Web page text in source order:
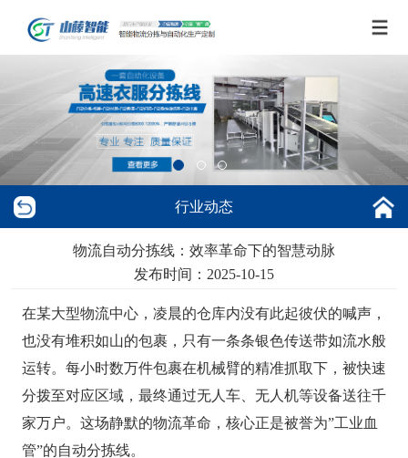
行业动态
物流自动分拣线：效率革命下的智慧动脉
发布时间：2025-10-15
在某大型物流中心，凌晨的仓库内没有此起彼伏的喊声，
也没有堆积如山的包裹，只有一条条银色传送带如流水般
运转。每小时数万件包裹在机械臂的精准抓取下，被快速
分拨至对应区域，最终通过无人车、无人机等设备送往千
家万户。这场静默的物流革命，核心正是被誉为”工业血
管”的自动分拣线。